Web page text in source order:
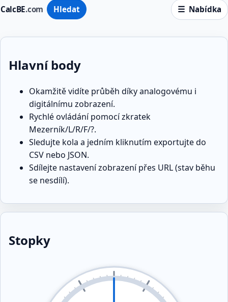
CalcBE.com Hledat Nabídka
Hlavní body
Okamžitě vidíte průběh díky analogovému i
digitálnímu zobrazení.
Rychlé ovládání pomocí zkratek
Mezerník/L/R/F/?.
Sledujte kola a jedním kliknutím exportujte do
CSV nebo JSON.
Sdílejte nastavení zobrazení přes URL (stav běhu
se nesdílí).
Stopky